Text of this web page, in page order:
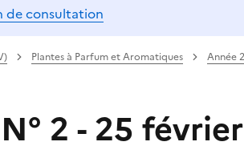
de consultation
Plantes à Parfum et Aromatiques Année
2 - 25